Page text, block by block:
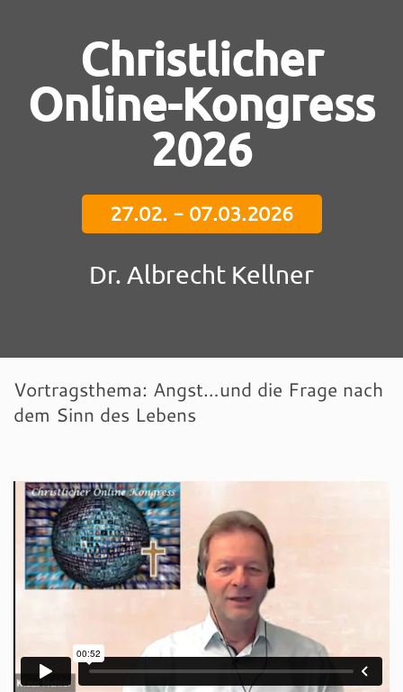
Christlicher
Online-Kongress
2026
27.02. - 07.03.2026
Dr. Albrecht Kellner
Vortragsthema: Angst…und die Frage nach
dem Sinn des Lebens